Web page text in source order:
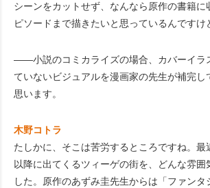
シーンをカットせず、なんなら原作の書籍に
ピソードまで描きたいと思っているんですけ
――小説のコミカライズの場合、カバーイラ
ていないビジュアルを漫画家の先生が補完し
思います。
木野コトラ
たしかに、そこは苦労するところですね。最
以降に出てくるツィーゲの街を、どんな雰囲
した。原作のあずみ圭先生からは「ファン